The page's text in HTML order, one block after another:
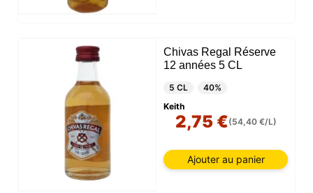
Chivas Regal Réserve
12 années 5 CL
5 CL
40%
Keith
2,75 €(54,40 €/L)
Ajouter au panier